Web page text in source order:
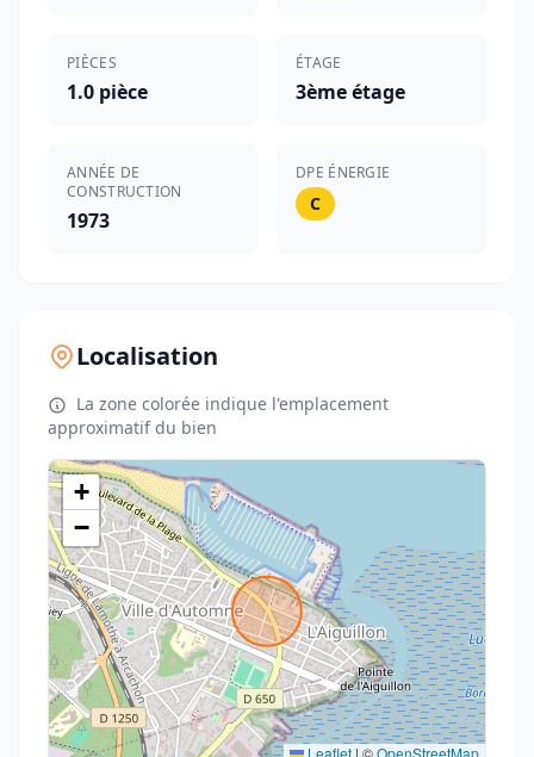
PIÈCES
1.0 pièce
ÉTAGE
3ème étage
ANNÉE DE
CONSTRUCTION
1973
DPE ÉNERGIE
C
Localisation
La zone colorée indique l'emplacement
approximatif du bien
+
−
Leaflet | ©OpenStreetMap